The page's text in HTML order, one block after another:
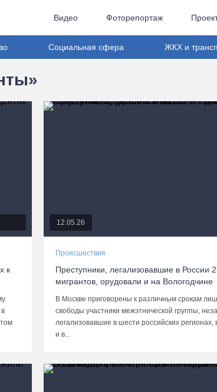
Видео Фоторепортаж
Социальная сфера ЖКХ и
к
12.05.26
Происшествия
Преступники, легализовавшие в России
мигрантов, орудовали и на Вологодчине
В Москве приговорены к различным срокам
свободы участники межэтнической группы,
легализовавшие в шести российских регионах,
и в...